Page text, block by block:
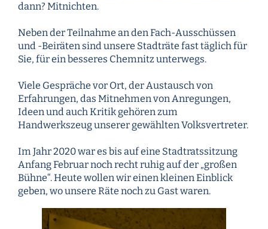
dann? Mitnichten.
Neben der Teilnahme an den Fach-Ausschüssen
und -Beiräten sind unsere Stadträte fast täglich für
Sie, für ein besseres Chemnitz unterwegs.
Viele Gespräche vor Ort, der Austausch von
Erfahrungen, das Mitnehmen von Anregungen,
Ideen und auch Kritik gehören zum
Handwerkszeug unserer gewählten Volksvertreter.
Im Jahr 2020 war es bis auf eine Stadtratssitzung
Anfang Februar noch recht ruhig auf der „großen
Bühne“. Heute wollen wir einen kleinen Einblick
geben, wo unsere Räte noch zu Gast waren.